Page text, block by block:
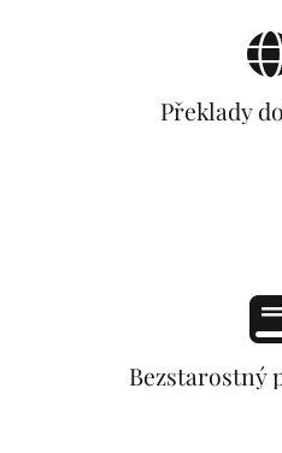
Překlady
Bezstarostný